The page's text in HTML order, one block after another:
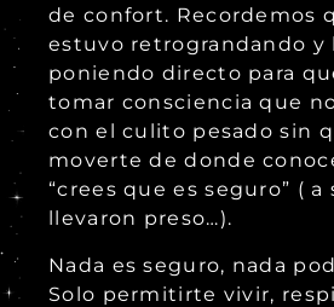
de confort. Recordemos
estuvo retrograndando y
poniendo directo para
tomar consciencia que
con el culito pesado sin
moverte de donde
“crees que es seguro” ( a
llevaron preso…).
Nada es seguro, nada
Solo permitirte vivir,